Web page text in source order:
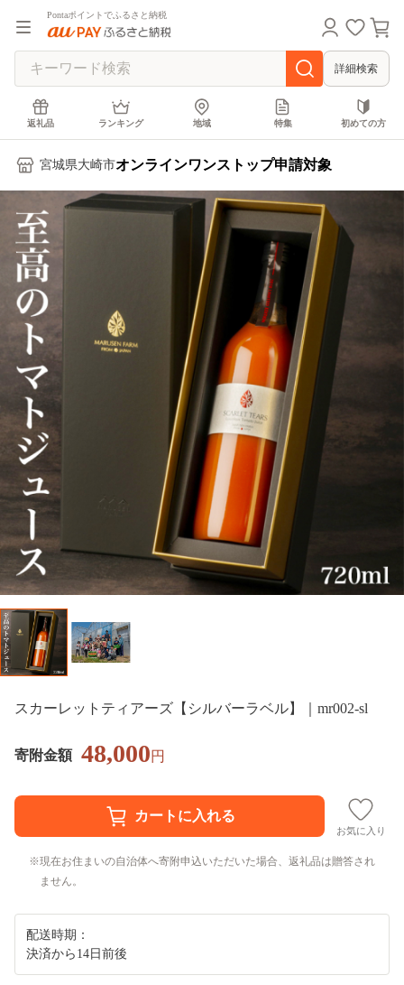
Pontaポイントでふるさと納税
詳細検索
返礼品 ランキング 地域 特集 初めての方
宮城県大崎市オンラインワンストップ申請対象
スカーレットティアーズ【シルバーラベル】｜mr002-sl
寄附金額 48,000円
お気に入り
現在お住まいの自治体へ寄附申込いただいた場合、返礼品は贈答され
ません。
配送時期：
決済から14日前後